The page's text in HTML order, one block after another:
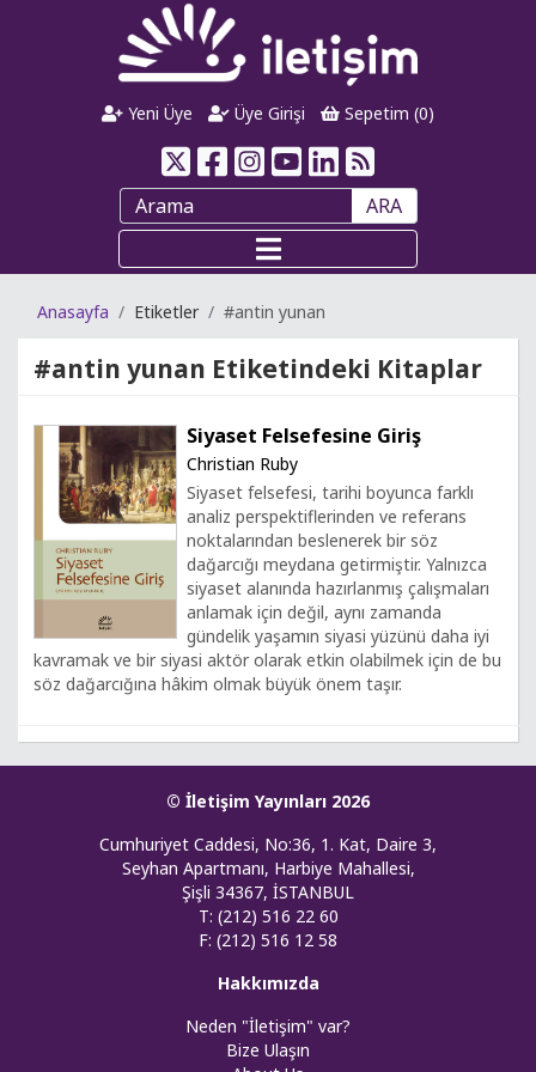
Yeni Üye Üye Girişi Sepetim (0)
ARA
Anasayfa Etiketler #antin yunan
#antin yunan Etiketindeki Kitaplar
Siyaset Felsefesine Giriş
Christian Ruby
Siyaset felsefesi, tarihi boyunca farklı
analiz perspektiflerinden ve referans
noktalarından beslenerek bir söz
dağarcığı meydana getirmiştir. Yalnızca
siyaset alanında hazırlanmış çalışmaları
anlamak için değil, aynı zamanda
gündelik yaşamın siyasi yüzünü daha iyi
kavramak ve bir siyasi aktör olarak etkin olabilmek için de bu
söz dağarcığına hâkim olmak büyük önem taşır.
© İletişim Yayınları 2026
Cumhuriyet Caddesi, No:36, 1. Kat, Daire 3,
Seyhan Apartmanı, Harbiye Mahallesi,
Şişli 34367, İSTANBUL
T: (212) 516 22 60
F: (212) 516 12 58
Hakkımızda
Neden "İletişim" var?
Bize Ulaşın